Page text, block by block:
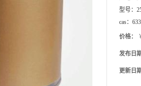
型号：
cas：
价格：
发布日期
更新日期